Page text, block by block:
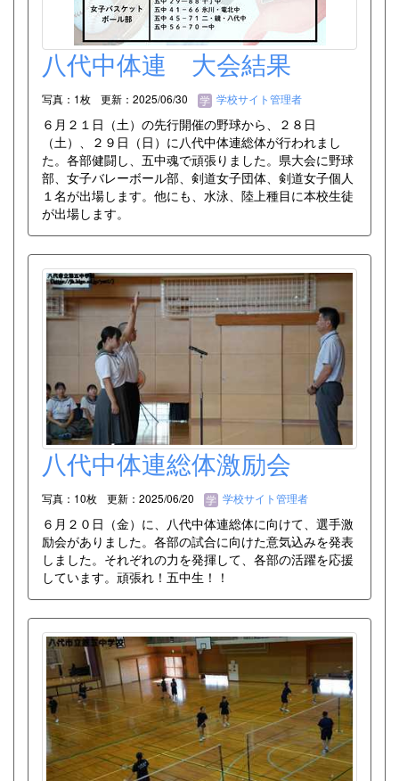
八代中体連 大会結果
写真：1枚 更新：2025/06/30 学校サイト管理者
６月２１日（土）の先行開催の野球から、２８日
（土）、２９日（日）に八代中体連総体が行われまし
た。各部健闘し、五中魂で頑張りました。県大会に野球
部、女子バレーボール部、剣道女子団体、剣道女子個人
１名が出場します。他にも、水泳、陸上種目に本校生徒
が出場します。
八代中体連総体激励会
写真：10枚 更新：2025/06/20 学校サイト管理者
６月２０日（金）に、八代中体連総体に向けて、選手激
励会がありました。各部の試合に向けた意気込みを発表
しました。それぞれの力を発揮して、各部の活躍を応援
しています。頑張れ！五中生！！